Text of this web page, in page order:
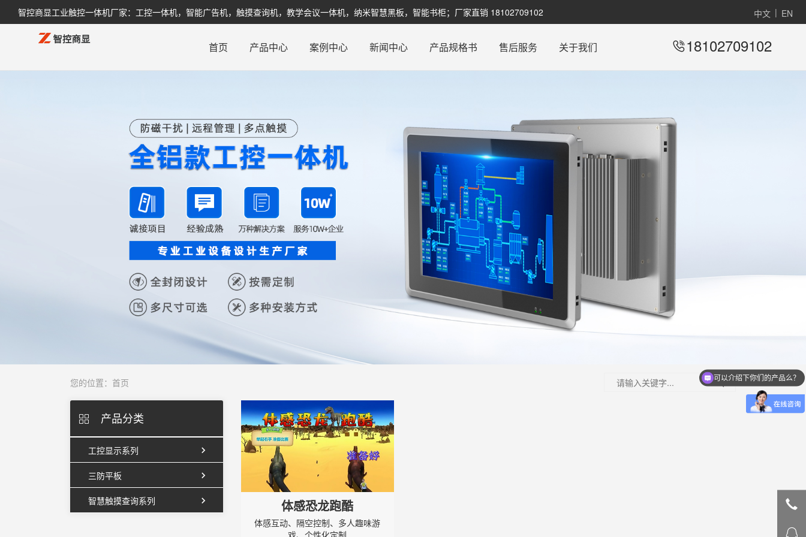
智控商显工业触控一体机厂家：工控一体机，智能广告机，触摸查询机，教学会议一体机，纳米智慧黑板，智能书柜；厂家直销 18102709102 中文 | EN
首页 产品中心 案例中心 新闻中心 产品规格书 售后服务 关于我们 18102709102
您的位置： 首页
体感恐龙跑酷
体感互动、隔空控制、多人趣味游
戏、个性化定制
产品分类
工控显示系列
三防平板
智慧触摸查询系列
可以介绍下你们的产品么？